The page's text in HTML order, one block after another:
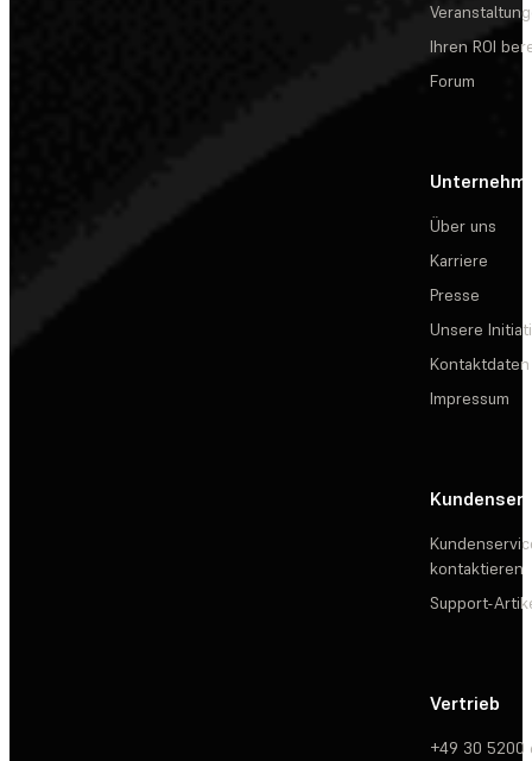
Ihren ROI
Forum
Über uns
Karriere
Presse
Unsere
Kontaktdaten
Impressum
kontaktieren
Support-
Vertrieb
+49 30 5200